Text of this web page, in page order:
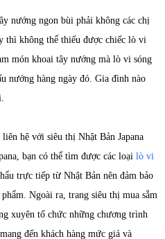
nướng ngon bùi phải không các chị
thì không thể thiếu được chiếc lò vi
món khoai tây nướng mà lò vi sóng
nướng hàng ngày đó. Gia đình nào
hệ với siêu thị Nhật Bản Japana
bạn có thể tìm được các loại lò vi
trực tiếp từ Nhật Bản nên đảm bảo
Ngoài ra, trang siêu thị mua sắm
xuyên tố chức những chương trình
đến khách hàng mức giá và